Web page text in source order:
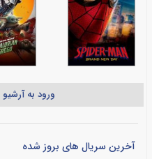
ورود به
آخرین سریال های بروز شده